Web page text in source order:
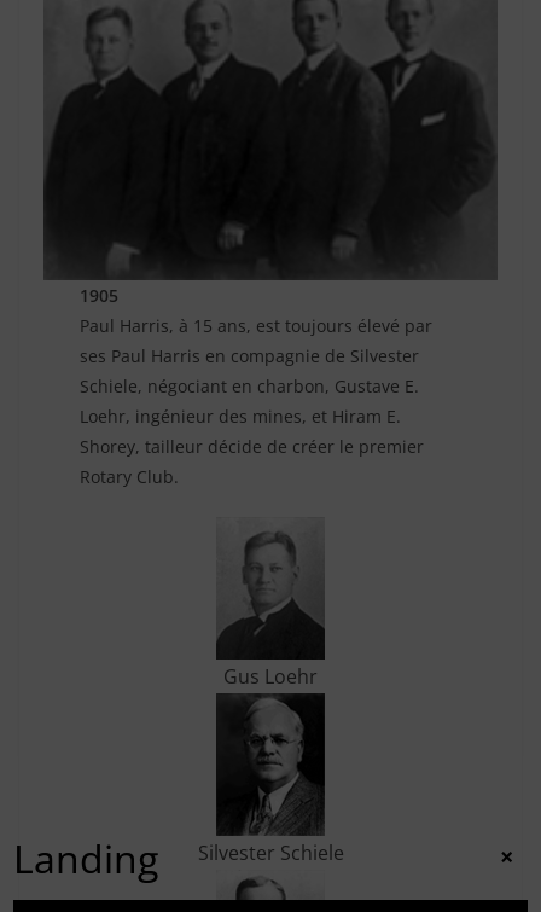
1905
Paul Harris, à 15 ans, est toujours élevé par
ses Paul Harris en compagnie de Silvester
Schiele, négociant en charbon, Gustave E.
Loehr, ingénieur des mines, et Hiram E.
Shorey, tailleur décide de créer le premier
Rotary Club.
Gus Loehr
Silvester Schiele
Landing ×